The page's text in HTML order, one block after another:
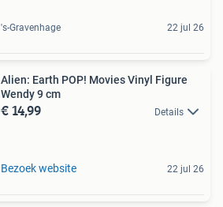
's-Gravenhage 22 jul 26
Alien: Earth POP! Movies Vinyl Figure
Wendy 9 cm
€ 14,99 Details
Bezoek website 22 jul 26